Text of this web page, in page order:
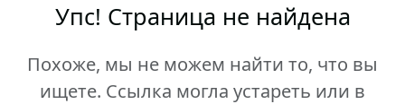
Упс! Страница не найдена
Похоже, мы не можем найти то, что вы
ищете. Ссылка могла устареть или в